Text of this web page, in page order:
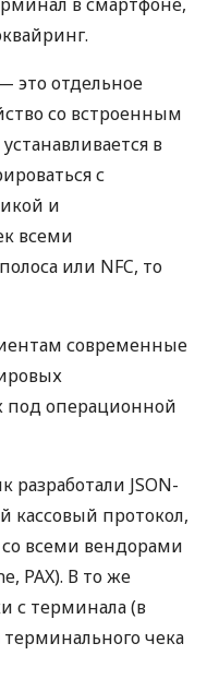
это отдельное
со встроенным
в
с
и
всеми
или NFC, то
современные
под операционной
JSON-
кассовый протокол,
всеми вендорами
PAX). В то же
с терминала (в
чека